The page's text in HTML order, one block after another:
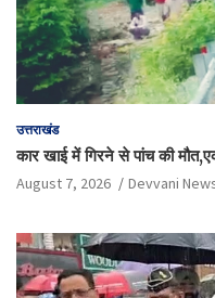
उत्तराखंड
कार खाई में गिरने से पांच की
August 7, 2026 Devvani